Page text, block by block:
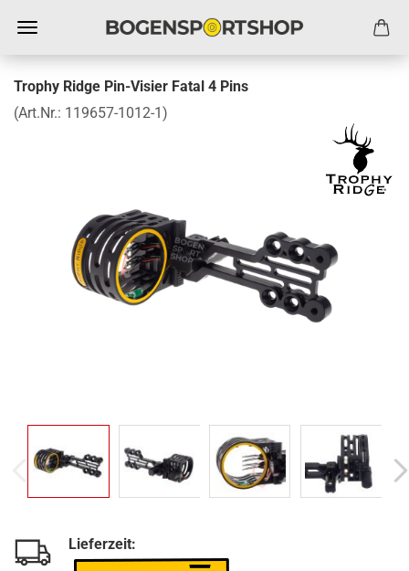
Trophy Ridge Pin-Visier Fatal 4 Pins
(Art.Nr.: 119657-1012-1)
Lieferzeit: